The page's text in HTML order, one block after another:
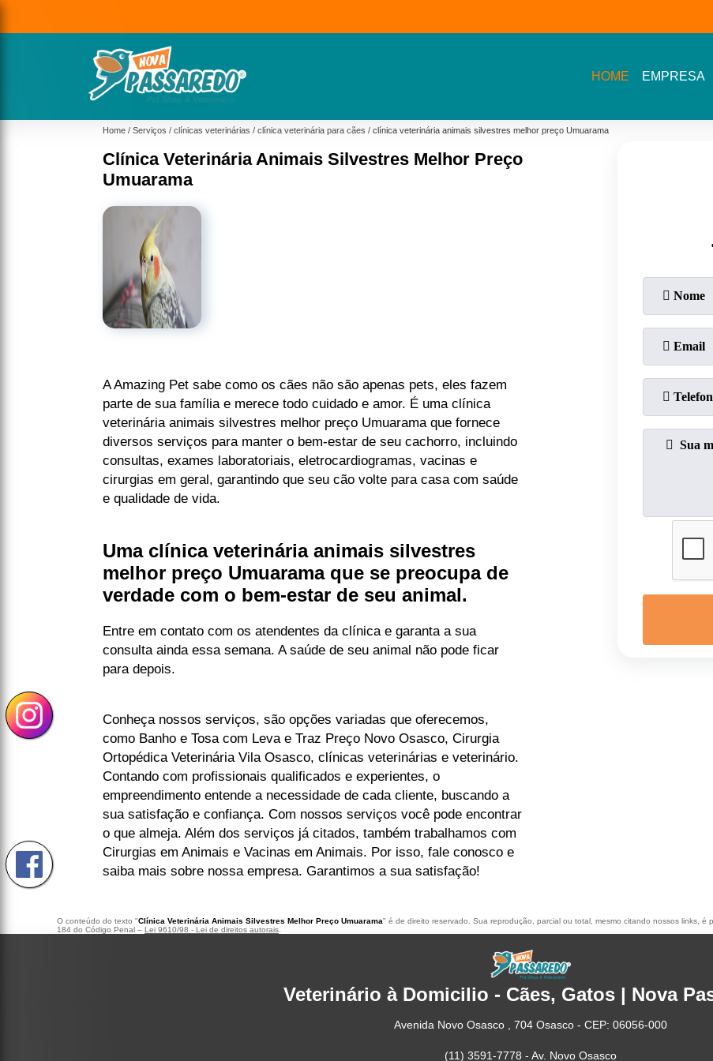
HOME EMPRESA
Home Serviços clínicas veterinárias clínica veterinária para cães clínica veterinária animais silvestres melhor preço Umuarama
Clínica Veterinária Animais Silvestres Melhor Preço
Umuarama
A Amazing Pet sabe como os cães não são apenas pets, eles fazem
parte de sua família e merece todo cuidado e amor. É uma clínica
veterinária animais silvestres melhor preço Umuarama que fornece
diversos serviços para manter o bem-estar de seu cachorro, incluindo
consultas, exames laboratoriais, eletrocardiogramas, vacinas e
cirurgias em geral, garantindo que seu cão volte para casa com saúde
e qualidade de vida.
Uma clínica veterinária animais silvestres
melhor preço Umuarama que se preocupa de
verdade com o bem-estar de seu animal.
Entre em contato com os atendentes da clínica e garanta a sua
consulta ainda essa semana. A saúde de seu animal não pode ficar
para depois.
Conheça nossos serviços, são opções variadas que oferecemos,
como Banho e Tosa com Leva e Traz Preço Novo Osasco, Cirurgia
Ortopédica Veterinária Vila Osasco, clínicas veterinárias e veterinário.
Contando com profissionais qualificados e experientes, o
empreendimento entende a necessidade de cada cliente, buscando a
sua satisfação e confiança. Com nossos serviços você pode encontrar
o que almeja. Além dos serviços já citados, também trabalhamos com
Cirurgias em Animais e Vacinas em Animais. Por isso, fale conosco e
saiba mais sobre nossa empresa. Garantimos a sua satisfação!
O conteúdo do texto "Clínica Veterinária Animais Silvestres Melhor Preço Umuarama" é de direito reservado. Sua reprodução, parcial ou total, mesmo citando nossos links,
184 do Código Penal – Lei 9610/98 - Lei de direitos autorais.
Veterinário à Domicilio - Cães, Gatos | Nova
Avenida Novo Osasco , 704 Osasco - CEP: 06056-000
(11) 3591-7778 - Av. Novo Osasco